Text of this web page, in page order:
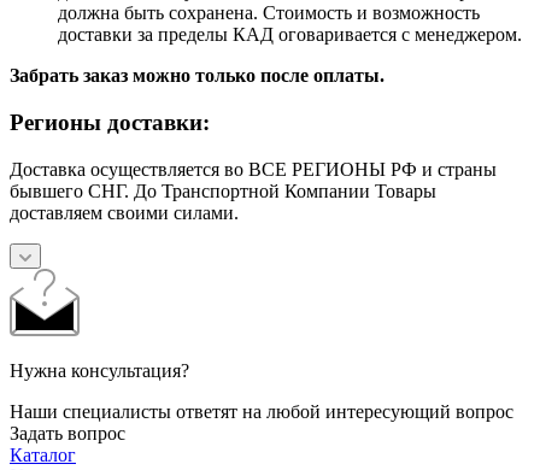
должна быть сохранена. Стоимость и возможность
доставки за пределы КАД оговаривается с менеджером.
Забрать заказ можно только после оплаты.
Регионы доставки:
Доставка осуществляется во ВСЕ РЕГИОНЫ РФ и страны
бывшего СНГ. До Транспортной Компании Товары
доставляем своими силами.
Нужна консультация?
Наши специалисты ответят на любой интересующий вопрос
Задать вопрос
Каталог